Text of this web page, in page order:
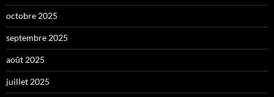
octobre 2025
septembre 2025
août 2025
juillet 2025